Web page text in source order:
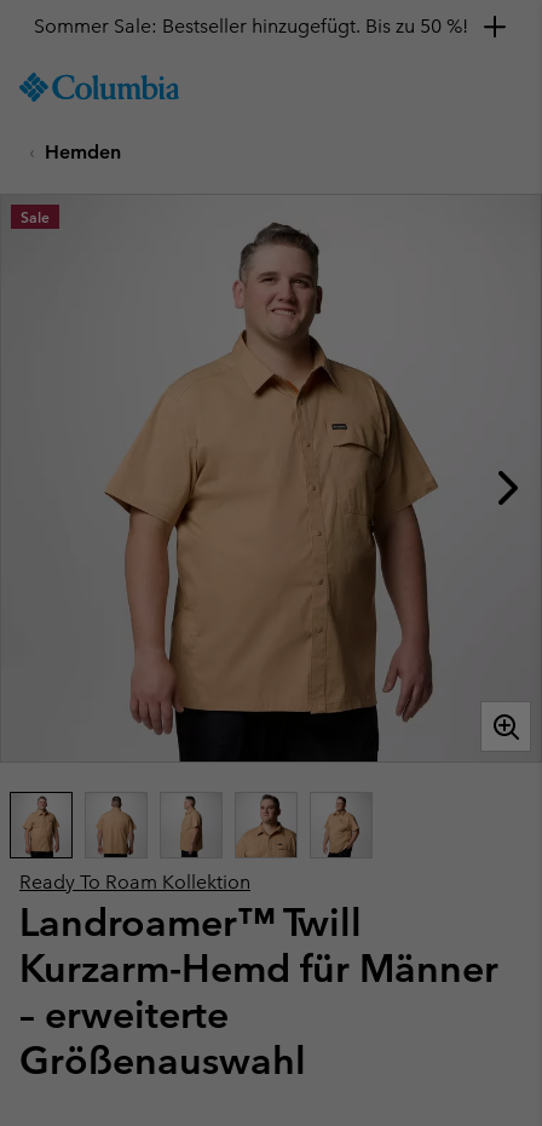
TO
SKIP
MAIN
NAV
Sommer Sale: Bestseller hinzugefügt. Bis zu 50 %!
Hemden
Ready To Roam Kollektion
Landroamer™ Twill
Kurzarm-Hemd für Männer
– erweiterte
Größenauswahl
Sale